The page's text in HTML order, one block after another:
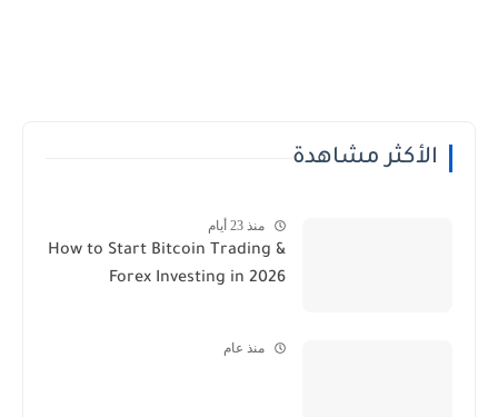
الأكثر مشاهدة
منذ 23 أيام
How to Start Bitcoin Trading &
Forex Investing in 2026
منذ عام